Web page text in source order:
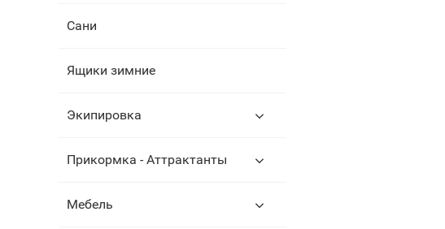
Сани
Ящики зимние
Экипировка
Прикормка - Аттрактанты
Мебель